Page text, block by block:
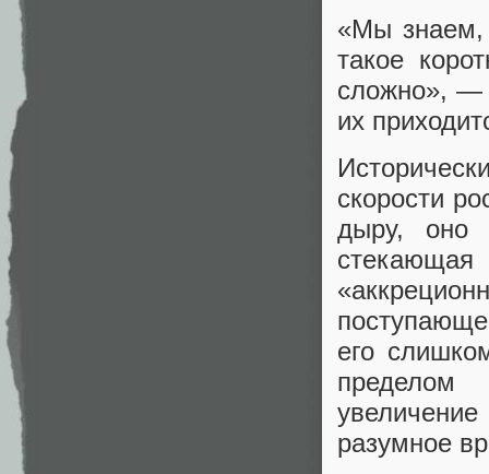
«Мы знаем,
такое
сложно», —
их
скорости
дыру, оно
его
пределом
разумное